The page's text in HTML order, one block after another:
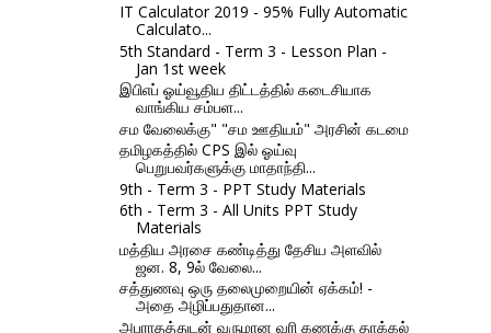
IT Calculator 2019 - 95% Fully Automatic
Calculato...
5th Standard - Term 3 - Lesson Plan -
Jan 1st week
இபிஎப் ஓய்வூதிய திட்டத்தில் கடைசியாக
வாங்கிய சம்பள...
சம வேலைக்கு" "சம ஊதியம்" அரசின் கடமை
தமிழகத்தில் CPS இல் ஓய்வு
பெறுபவர்களுக்கு மாதாந்தி...
9th - Term 3 - PPT Study Materials
6th - Term 3 - All Units PPT Study
Materials
மத்திய அரசை கண்டித்து தேசிய அளவில்
ஜன. 8, 9ல் வேலை...
சத்துணவு ஒரு தலைமுறையின் ஏக்கம்! -
அதை அழிப்பதுதான...
அபராதத்துடன் வருமான வரி கணக்கு தாக்கல்